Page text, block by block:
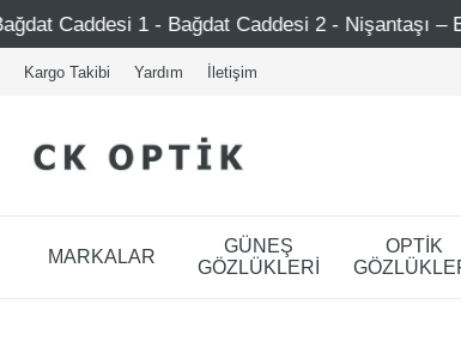
1 - Bağdat Caddesi 2 - Nişantaşı – Etiler –
Kargo Takibi Yardım İletişim
MARKALAR
GÜNEŞ
GÖZLÜKLERİ
OPTİK